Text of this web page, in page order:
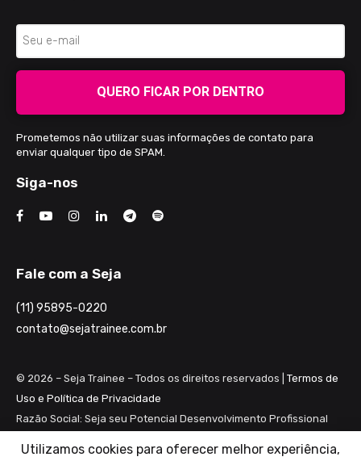
QUERO FICAR POR DENTRO
Prometemos não utilizar suas informações de contato para
enviar qualquer tipo de SPAM.
Siga-nos
Fale com a Seja
(11) 95895-0220
contato@sejatrainee.com.br
© 2026 – Seja Trainee – Todos os direitos reservados | Termos de
Uso e Política de Privacidade
Razão Social: Seja seu Potencial Desenvolvimento Profissional
Utilizamos cookies para oferecer melhor experiência,